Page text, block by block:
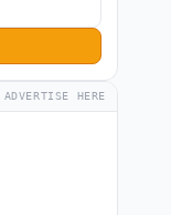
ADVERTISE HERE